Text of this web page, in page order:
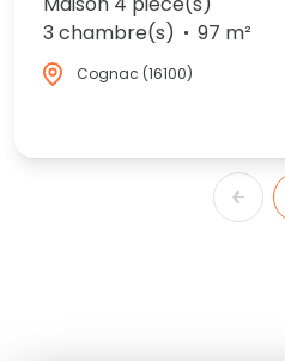
3 chambre(s)
97 m²
Cognac (16100)